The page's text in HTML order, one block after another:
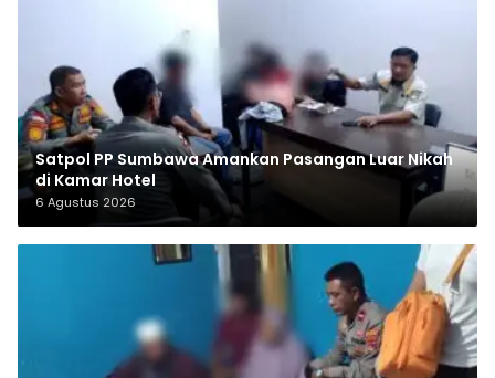
Satpol PP Sumbawa Amankan Pasangan Luar Nikah
di Kamar Hotel
6 Agustus 2026